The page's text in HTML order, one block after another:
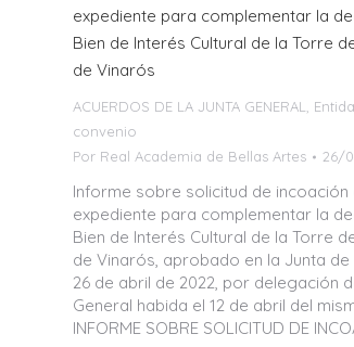
expediente para complementar la
Bien de Interés Cultural de la Torre
de Vinarós
ACUERDOS DE LA JUNTA GENERAL
convenio
Por Real Academia de Bellas Artes 26/
Informe sobre solicitud de incoación
expediente para complementar la
Bien de Interés Cultural de la Torre
de Vinarós, aprobado en la Junta
26 de abril de 2022, por delegación
General habida el 12 de abril del
INFORME SOBRE SOLICITUD DE